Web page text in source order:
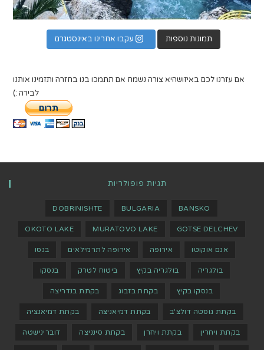
תמונות נוספות עקבו אחרינו באינסטגרם
אם עזרנו לכם באיזושהיא צורה נשמח אם תתמכו בנו בחזרה ותזמינו אותנו
לבירה :)
תגיות פופולריות
BANSKO
BULGARIA
DOBRINISHTE
GOTSE DELCHEV
MURATOVO LAKE
OKOTO LAKE
אגם אוקוטו אירופה אירופה לתרמילאים בגסו
בולגריה בולגריה בקיץ ביטוח לטרק בנסקו
בנסקו בקיץ בקתת בזבוג בקתת בנדריצה
בקתת גוסטה דולצ'ב בקתת דמיאניצה בקתת דמיאנציה
בקתת ויחרין בקתת ויחרן בקתת סינניצה דוברינישטה